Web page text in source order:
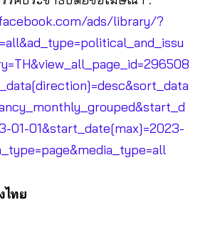
ads/library/?
01-01&start_date[max]=2023-
ไทย